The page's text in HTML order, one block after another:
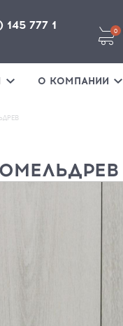
777 1 0
О КОМПАНИИ